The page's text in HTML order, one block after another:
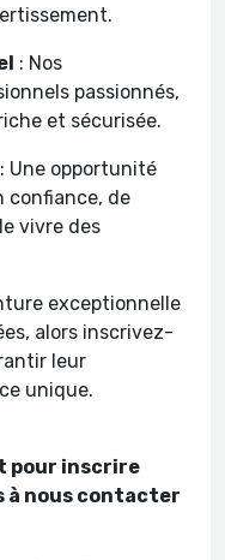
: Nos
passionnés,
et sécurisée.
: Une opportunité
confiance, de
vivre des
exceptionnelle
alors inscrivez-
leur
unique.
pour inscrire
à nous contacter